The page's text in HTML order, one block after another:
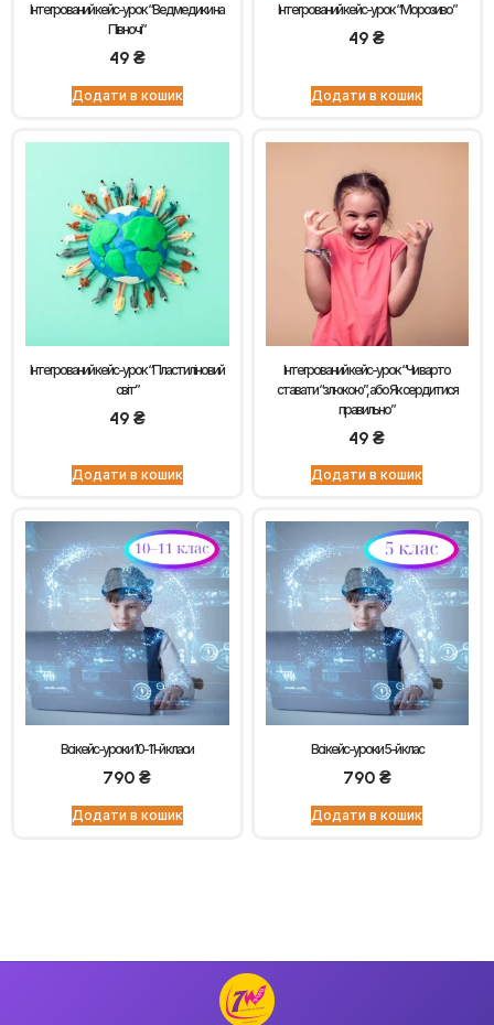
Інтегрований кейс-урок “Ведмедики на
Півночі”
49 ₴
Додати в кошик
Інтегрований кейс-урок “Морозиво”
49₴
Додати в кошик
Інтегрований кейс-урок “Пластиліновий
світ”
49 ₴
Додати в кошик
Інтегрований кейс-урок “Чи варто
ставати “злюкою”, або Як сердитися
правильно”
49₴
Додати в кошик
Всі кейс-уроки 10-11-й класи
790₴
Додати в кошик
Всі кейс-уроки 5-й клас
790 ₴
Додати в кошик